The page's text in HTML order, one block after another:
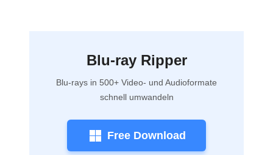
Blu-ray Ripper
Blu-rays in 500+ Video- und Audioformate
schnell umwandeln
Free Download